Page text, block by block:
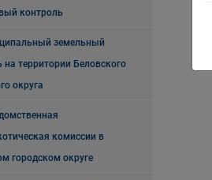
контроль
земельный
на территории Беловского
округа
комиссии в
городском округе